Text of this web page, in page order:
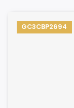
GC3CBP2694